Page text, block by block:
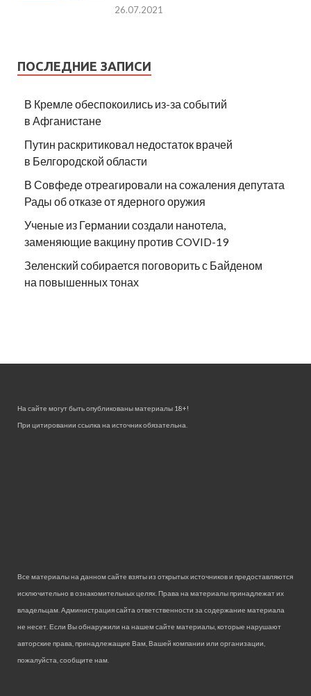
26.07.2021
ПОСЛЕДНИЕ ЗАПИСИ
В Кремле обеспокоились из-за событий
в Афганистане
Путин раскритиковал недостаток врачей
в Белгородской области
В Совфеде отреагировали на сожаления депутата
Рады об отказе от ядерного оружия
Ученые из Германии создали нанотела,
заменяющие вакцину против COVID-19
Зеленский собирается поговорить с Байденом
на повышенных тонах
На сайте могут быть опубликованы материалы 18+!
При цитировании ссылка на источник обязательна.
Все материалы на данном сайте взяты из открытых источников и предоставляются
исключительно в ознакомительных целях. Права на материалы принадлежат их
владельцам. Администрация сайта ответственности за содержание материала
не несет. Если Вы обнаружили на нашем сайте материалы, которые нарушают
авторские права, принадлежащие Вам, Вашей компании или организации,
пожалуйста, сообщите нам.